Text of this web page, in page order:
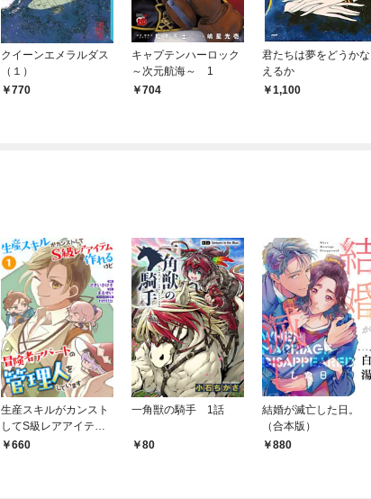
クイーンエメラルダス
（１）
770
キャプテンハーロック
～次元航海～ 1
704
君たちは夢をどうかな
えるか
1,100
生産スキルがカンスト
してS級レアアイテム
も作れるけど冒険者ア
660
一角獣の騎手 1話
80
結婚が滅亡した日。
（合本版）
880